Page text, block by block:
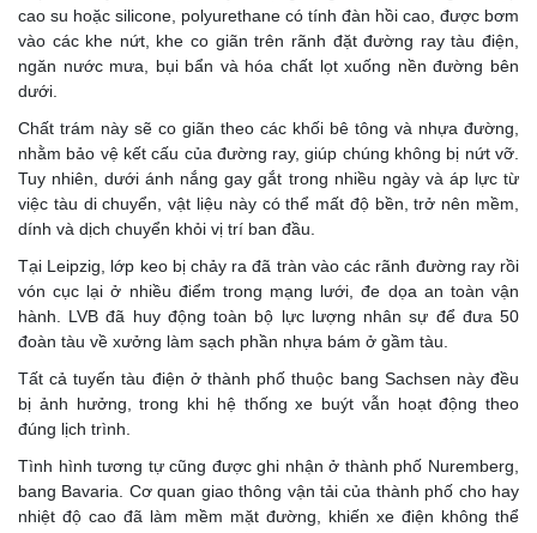
cao su hoặc silicone, polyurethane có tính đàn hồi cao, được bơm
vào các khe nứt, khe co giãn trên rãnh đặt đường ray tàu điện,
ngăn nước mưa, bụi bẩn và hóa chất lọt xuống nền đường bên
dưới.
Chất trám này sẽ co giãn theo các khối bê tông và nhựa đường,
nhằm bảo vệ kết cấu của đường ray, giúp chúng không bị nứt vỡ.
Tuy nhiên, dưới ánh nắng gay gắt trong nhiều ngày và áp lực từ
việc tàu di chuyển, vật liệu này có thể mất độ bền, trở nên mềm,
dính và dịch chuyển khỏi vị trí ban đầu.
Tại Leipzig, lớp keo bị chảy ra đã tràn vào các rãnh đường ray rồi
vón cục lại ở nhiều điểm trong mạng lưới, đe dọa an toàn vận
hành. LVB đã huy động toàn bộ lực lượng nhân sự để đưa 50
đoàn tàu về xưởng làm sạch phần nhựa bám ở gầm tàu.
Tất cả tuyến tàu điện ở thành phố thuộc bang Sachsen này đều
bị ảnh hưởng, trong khi hệ thống xe buýt vẫn hoạt động theo
đúng lịch trình.
Tình hình tương tự cũng được ghi nhận ở thành phố Nuremberg,
bang Bavaria. Cơ quan giao thông vận tải của thành phố cho hay
nhiệt độ cao đã làm mềm mặt đường, khiến xe điện không thể